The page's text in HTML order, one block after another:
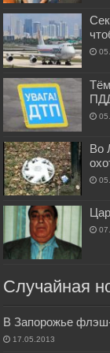
Во
Случайная
В Запорожье
17.05.2013